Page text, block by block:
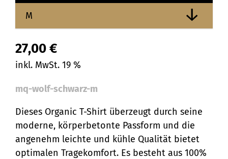
27,00€
inkl. MwSt. 19 %
mq-wolf-schwarz-m
Dieses Organic T-Shirt überzeugt durch seine
moderne, körperbetonte Passform und die
angenehm leichte und kühle Qualität bietet
optimalen Tragekomfort. Es besteht aus 100%